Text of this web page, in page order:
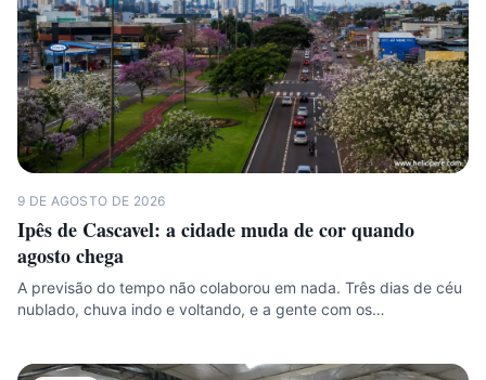
9 DE AGOSTO DE 2026
Ipês de Cascavel: a cidade muda de cor quando
agosto chega
A previsão do tempo não colaborou em nada. Três dias de céu
nublado, chuva indo e voltando, e a gente com os…